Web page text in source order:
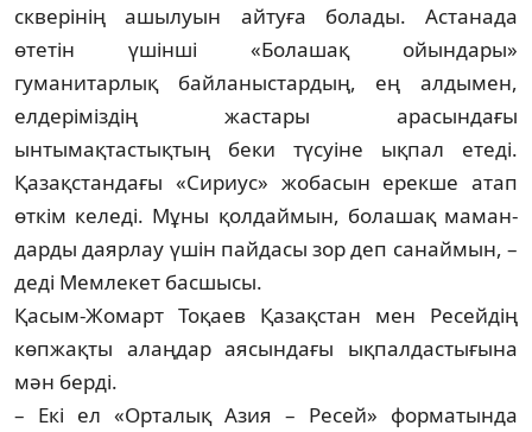
скверінің ашылуын ай­туға болады. Астанада
өтетін үшінші «Бо­лашақ ойын­дары»
гуманитарлық бай­ланыстардың, ең алдымен,
елдеріміздің жас­тары арасын­дағы
ынтымақтастықтың беки түсуіне ықпал етеді.
Қазақстандағы «Си­риус» жоба­сын ерекше атап
өткім ке­леді. Мұны қол­дай­мын, болашақ маман­
дарды даярлау үшін пай­дасы зор деп санаймын, –
деді Мемлекет басшысы.
Қасым-Жомарт Тоқаев Қазақстан мен Ре­сейдің
көпжақты алаңдар аясындағы ық­палдастығына
мән берді.
– Екі ел «Орталық Азия – Ресей» фор­ма­тында